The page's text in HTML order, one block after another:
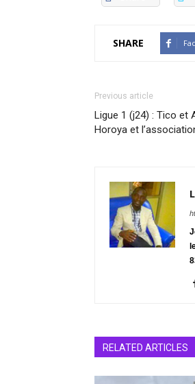
SHARE
Previous article
Ligue 1 (j24) : Tico et
Horoya et
RELATED ARTICLES